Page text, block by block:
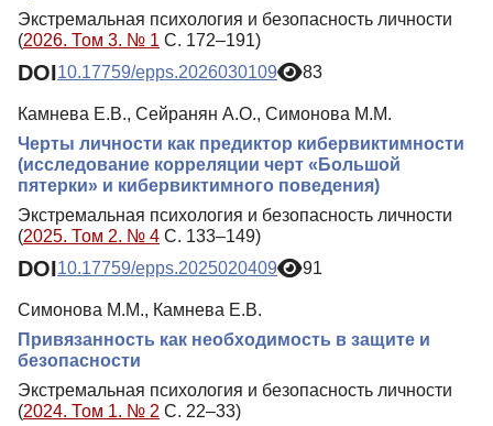
Экстремальная психология и безопасность личности
(2026. Том 3. № 1 С. 172–191)
DOI10.17759/epps.2026030109 83
Камнева Е.В., Сейранян А.О., Симонова М.М.
Черты личности как предиктор кибервиктимности
(исследование корреляции черт «Большой
пятерки» и кибервиктимного поведения)
Экстремальная психология и безопасность личности
(2025. Том 2. № 4 С. 133–149)
DOI10.17759/epps.2025020409 91
Симонова М.М., Камнева Е.В.
Привязанность как необходимость в защите и
безопасности
Экстремальная психология и безопасность личности
(2024. Том 1. № 2 С. 22–33)